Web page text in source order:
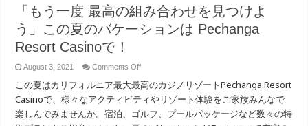
「もう一度 最高の組み合わせを見つけよ
う」この夏のバケーションは Pechanga
Resort Casinoで！
August 3, 2021 Comments Offon
う
一
度
最
この夏はカリフォルニア最大最高のカジノリゾートPechanga Resort
Casinoで、様々なアクティビティやリゾート体験をご家族みんなで
楽しんでみませんか。宿泊、ゴルフ、プールパッケージなど数々の特